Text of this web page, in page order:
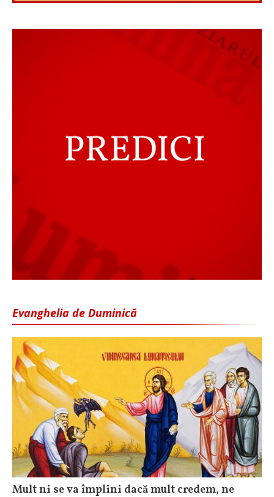
Evanghelia de Duminică
Mult ni se va împlini dacă mult credem, ne